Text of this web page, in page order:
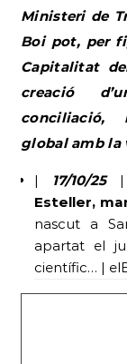
Ministeri de
Boi pot, per
Capitalitat
creació
conciliació,
global amb la
| 17/10/25
Esteller,
nascut a
apartat el
científic… |